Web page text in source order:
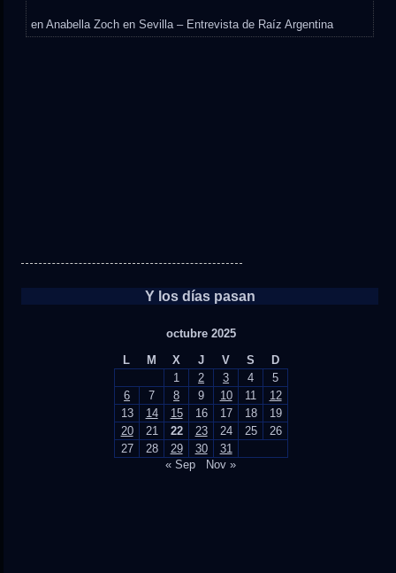
enAnabella Zoch en Sevilla – Entrevista de Raíz Argentina
Y los días pasan
octubre 2025
L
M X J V S
D
1
2 3 4
5
6
7 8 9 10 11
12
13
14 15 16 17 18
19
20
21 22 23 24 25
26
27
28 29 30
31
« Sep
Nov »